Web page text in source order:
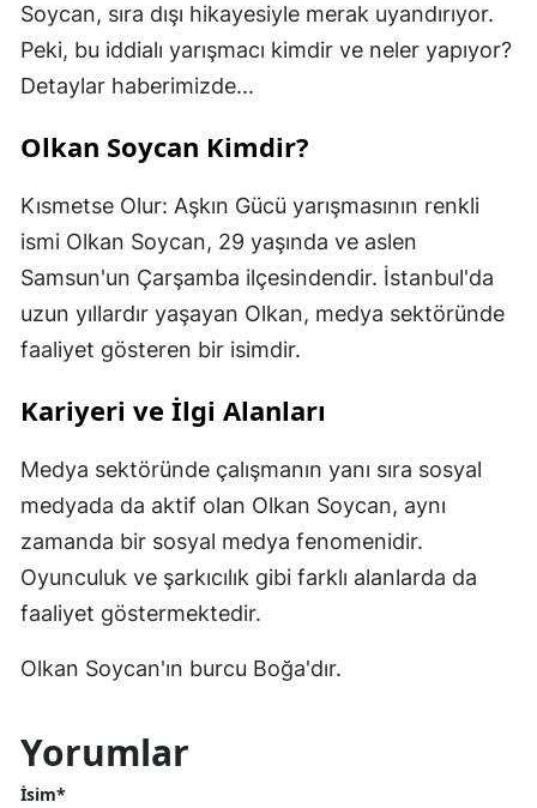
Soycan, sıra dışı hikayesiyle merak uyandırıyor.
Peki, bu iddialı yarışmacı kimdir ve neler yapıyor?
Detaylar haberimizde...
Olkan Soycan Kimdir?
Kısmetse Olur: Aşkın Gücü yarışmasının renkli
ismi Olkan Soycan, 29 yaşında ve aslen
Samsun'un Çarşamba ilçesindendir. İstanbul'da
uzun yıllardır yaşayan Olkan, medya sektöründe
faaliyet gösteren bir isimdir.
Kariyeri ve İlgi Alanları
Medya sektöründe çalışmanın yanı sıra sosyal
medyada da aktif olan Olkan Soycan, aynı
zamanda bir sosyal medya fenomenidir.
Oyunculuk ve şarkıcılık gibi farklı alanlarda da
faaliyet göstermektedir.
Olkan Soycan'ın burcu Boğa'dır.
Yorumlar
İsim*